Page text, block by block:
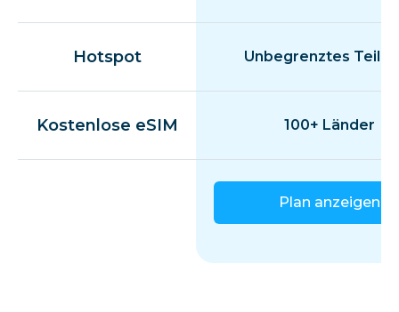
Hotspot Unbegrenztes Teilen
Kostenlose eSIM 100+ Länder
Plan anzeigen